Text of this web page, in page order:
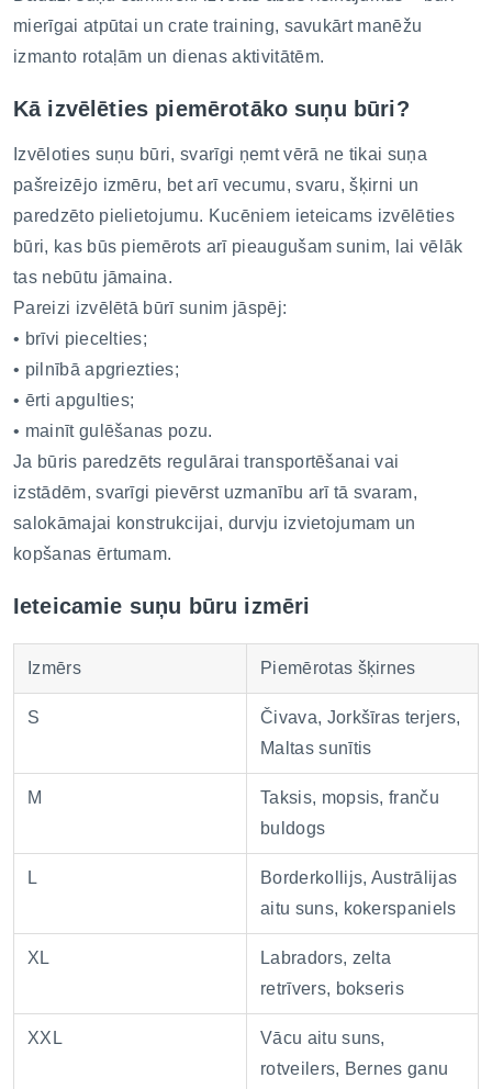
mierīgai atpūtai un crate training, savukārt manēžu
izmanto rotaļām un dienas aktivitātēm.
Kā izvēlēties piemērotāko suņu būri?
Izvēloties suņu būri, svarīgi ņemt vērā ne tikai suņa
pašreizējo izmēru, bet arī vecumu, svaru, šķirni un
paredzēto pielietojumu. Kucēniem ieteicams izvēlēties
būri, kas būs piemērots arī pieaugušam sunim, lai vēlāk
tas nebūtu jāmaina.
Pareizi izvēlētā būrī sunim jāspēj:
• brīvi piecelties;
• pilnībā apgriezties;
• ērti apgulties;
• mainīt gulēšanas pozu.
Ja būris paredzēts regulārai transportēšanai vai
izstādēm, svarīgi pievērst uzmanību arī tā svaram,
salokāmajai konstrukcijai, durvju izvietojumam un
kopšanas ērtumam.
Ieteicamie suņu būru izmēri
Izmērs Piemērotas šķirnes
S
Čivava, Jorkšīras terjers,
Maltas sunītis
M
Taksis, mopsis, franču
buldogs
L
Borderkollijs, Austrālijas
aitu suns, kokerspaniels
XL
Labradors, zelta
retrīvers, bokseris
XXL
Vācu aitu suns,
rotveilers, Bernes ganu